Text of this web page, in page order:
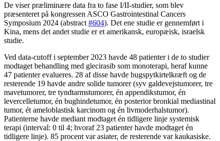
De viser præliminære data fra to fase I/II-studier, som blev
præsenteret på kongressen ASCO Gastrointestinal Cancers
Symposium 2024 (abstract #604). Det ene studie er gennemført i
Kina, mens det andet studie er et amerikansk, europæisk, israelsk
studie.
Ved data-cutoff i september 2023 havde 48 patienter i de to studier
modtaget behandling med glecirasib som monoterapi, heraf kunne
47 patienter evalueres. 28 af disse havde bugspytkirtelkræft og de
resterende 19 havde andre solide tumorer (syv galdevejstumorer, tre
mavetumorer, tre tyndtarmstumorer, én appendikstumor, én
levercelletumor, én bughindetumor, én posterior bronkial mediastinal
tumor, ét ameloblastisk karcinom og én livmoderhalstumor).
Patienterne havde mediant modtaget én tidligere linje systemisk
terapi (interval: 0 til 4; hvoraf 23 patienter havde modtaget én
tidligere linje). 85 procent var asiater, de resterende var kaukasiske.